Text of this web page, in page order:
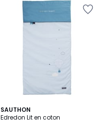
SAUTHON
Edredon Lit en coton